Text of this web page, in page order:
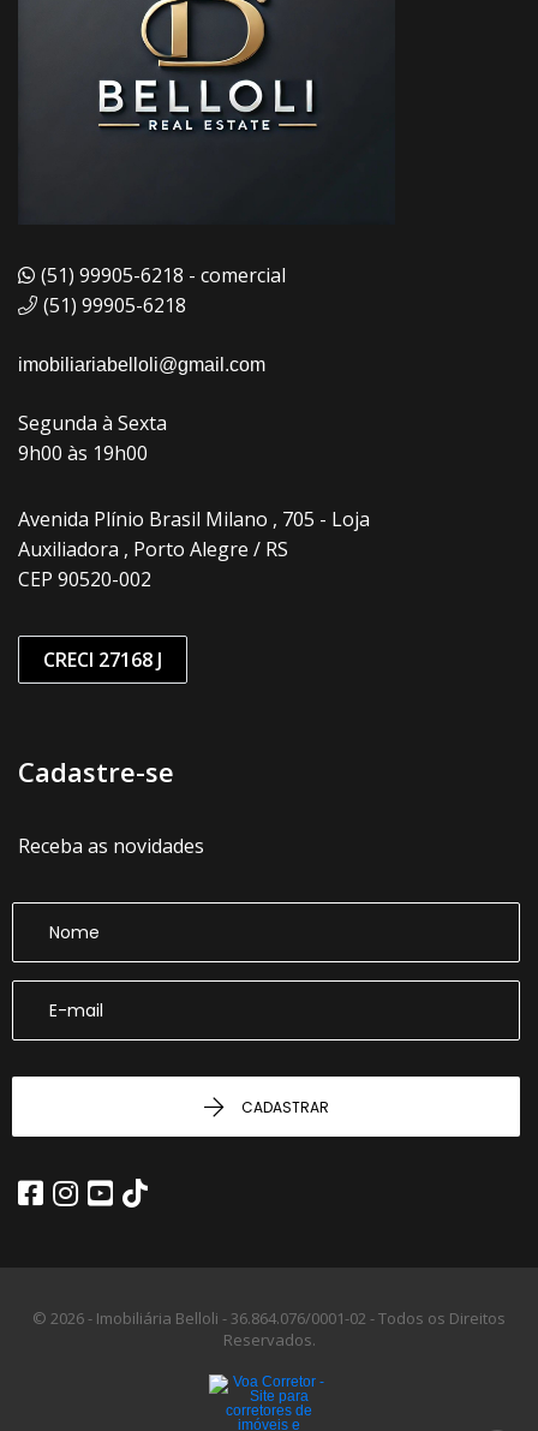
(51) 99905-6218 - comercial
(51) 99905-6218
imobiliariabelloli@gmail.com
Segunda à Sexta
9h00 às 19h00
Avenida Plínio Brasil Milano , 705 - Loja
Auxiliadora , Porto Alegre / RS
CEP 90520-002
CRECI 27168 J
Cadastre-se
Receba as novidades
CADASTRAR
© 2026 - Imobiliária Belloli -36.864.076/0001-02 -Todos os Direitos
Reservados.